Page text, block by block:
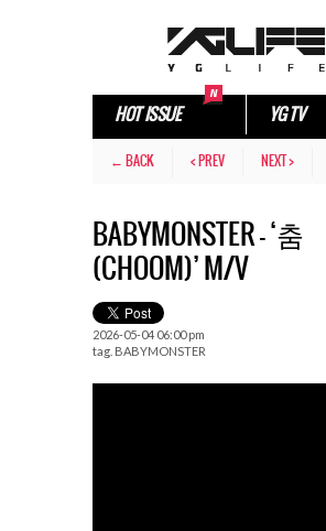
HOT ISSUE YG TV
← BACK < PREV NEXT >
BABYMONSTER – ‘춤
(CHOOM)’ M/V
2026-05-04 06:00 pm
tag. BABYMONSTER